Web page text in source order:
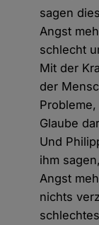
sagen
Angst
schlecht
Mit der
der
Glaube
Und
ihm
Angst
nichts